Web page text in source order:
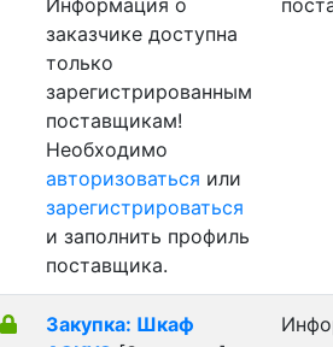
Информация о
заказчике доступна
только
зарегистрированным
поставщикам!
Необходимо
авторизоваться или
зарегистрироваться
и заполнить профиль
поставщика.
Закупка: Шкаф